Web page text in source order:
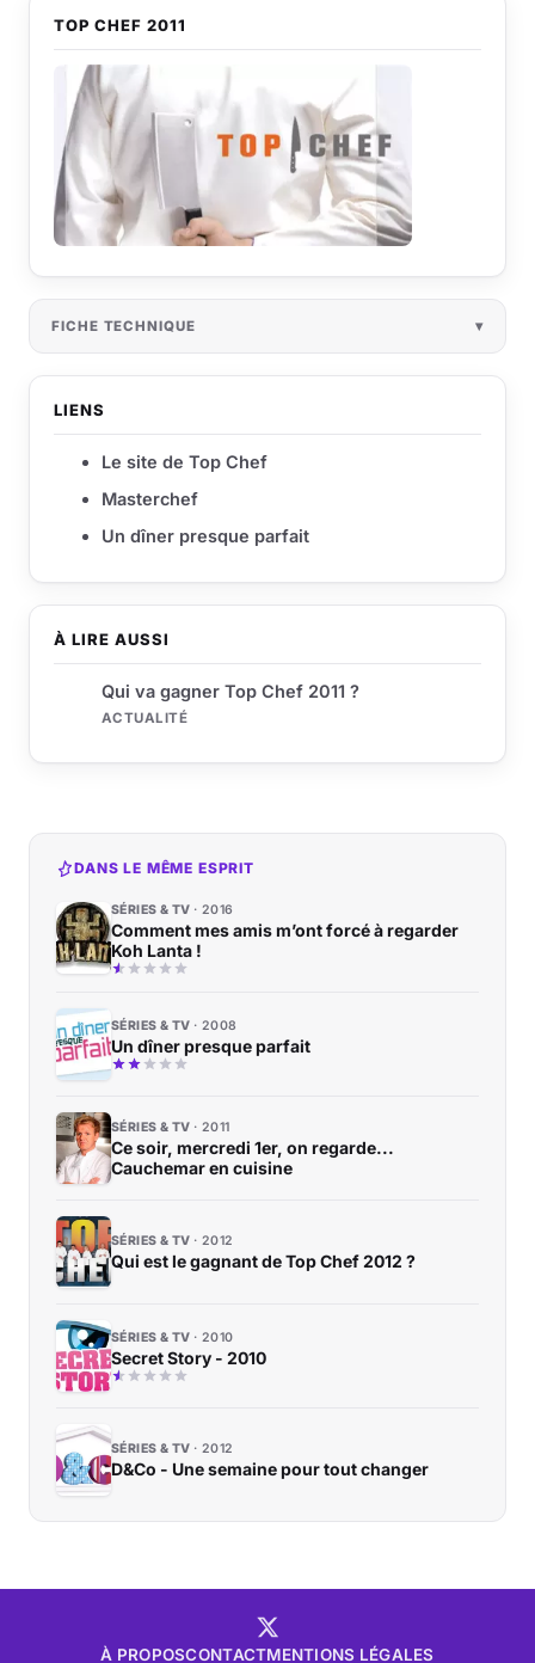
À LIRE AUSSI
Qui va gagner Top Chef 2011 ?
ACTUALITÉ
TOP CHEF 2011
FICHE TECHNIQUE
LIENS
Le site de Top Chef
Masterchef
Un dîner presque parfait
DANS LE MÊME ESPRIT
SÉRIES & TV 2016
Comment mes amis m’ont forcé à regarder
Koh Lanta !
SÉRIES & TV 2008
Un dîner presque parfait
SÉRIES & TV 2011
Ce soir, mercredi 1er, on regarde...
Cauchemar en cuisine
SÉRIES & TV 2012
Qui est le gagnant de Top Chef 2012 ?
SÉRIES & TV 2010
Secret Story - 2010
SÉRIES & TV 2012
D&Co - Une semaine pour tout changer
À PROPOSCONTACTMENTIONS LÉGALES